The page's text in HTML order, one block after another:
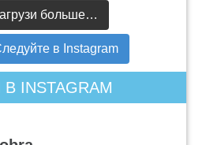
больше…
в Instagram
INSTAGRAM